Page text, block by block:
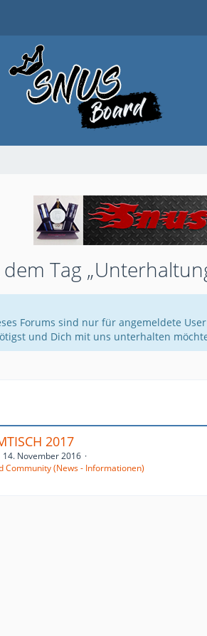
Tag
Forums sind nur für angemeldete
und Dich mit uns unterhalten
2017
14. November 2016
Community (News - Informationen)